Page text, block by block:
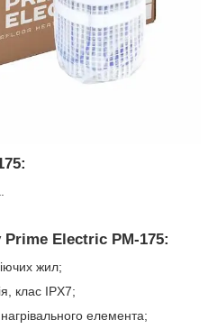
Prime Electric PM-175:
жил;
клас IPX7;
елемента;